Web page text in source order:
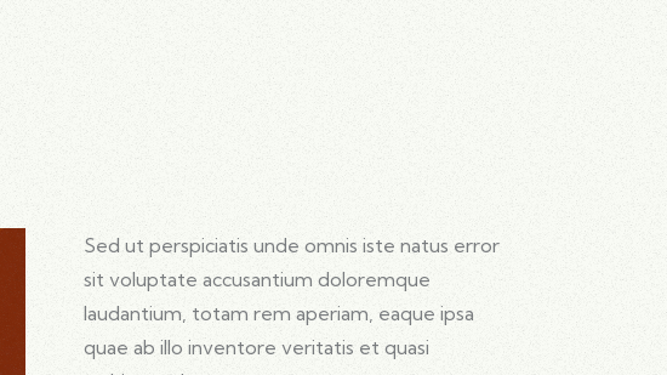
Sed ut perspiciatis unde omnis iste natus error
sit voluptate accusantium doloremque
laudantium, totam rem aperiam, eaque ipsa
quae ab illo inventore veritatis et quasi